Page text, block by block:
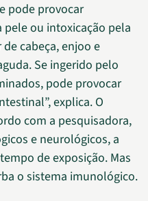
pode provocar
ou intoxicação pela
cabeça, enjoo e
Se ingerido pelo
pode provocar
explica. O
com a pesquisadora,
e neurológicos, a
de exposição. Mas
o sistema imunológico.